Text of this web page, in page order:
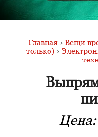
Главная › Вещи
только) ›
Цена: